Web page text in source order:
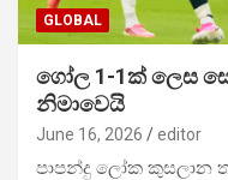
GLOBAL
ගෝල 1-1ක් ලෙස
නිමාවෙයි
June 16, 2026 editor
පාපන්දු ලෝක කුසලාන